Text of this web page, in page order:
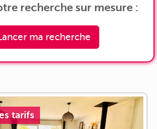
recherche sur mesure :
ma recherche
tarifs